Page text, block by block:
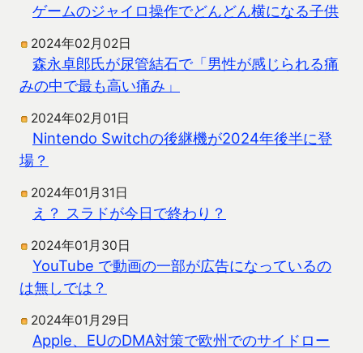
ゲームのジャイロ操作でどんどん横になる子供
2024年02月02日
森永卓郎氏が尿管結石で「男性が感じられる痛
みの中で最も高い痛み」
2024年02月01日
Nintendo Switchの後継機が2024年後半に登
場？
2024年01月31日
え？ スラドが今日で終わり？
2024年01月30日
YouTube で動画の一部が広告になっているの
は無しでは？
2024年01月29日
Apple、EUのDMA対策で欧州でのサイドロー